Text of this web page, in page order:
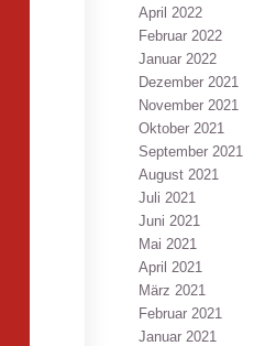
April 2022
Februar 2022
Januar 2022
Dezember 2021
November 2021
Oktober 2021
September 2021
August 2021
Juli 2021
Juni 2021
Mai 2021
April 2021
März 2021
Februar 2021
Januar 2021